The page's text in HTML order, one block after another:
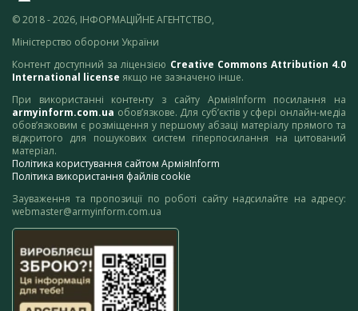
© 2018 - 2026, ІНФОРМАЦІЙНЕ АГЕНТСТВО,
Міністерство оборони України
Контент доступний за ліцензією Creative Commons Attribution 4.0
International license якщо не зазначено інше.
При використанні контенту з сайту АрміяInform посилання на
armyinform.com.ua обов’язкове. Для суб’єктів у сфері онлайн-медіа
обов’язковим є розміщення у першому абзаці матеріалу прямого та
відкритого для пошукових систем гіперпосилання на цитований
матеріал.
Політика користування сайтом АрміяInform
Політика використання файлів cookie
Зауваження та пропозиції по роботі сайту надсилайте на адресу:
webmaster@armyinform.com.ua